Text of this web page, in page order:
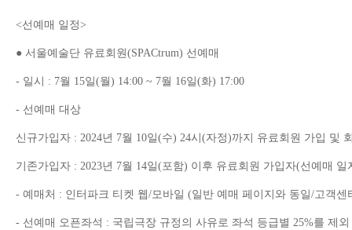
<선예매 일정>
● 서울예술단 유료회원(SPACtrum) 선예매
- 일시 : 7월 15일(월) 14:00 ~ 7월 16일(화) 17:00
- 선예매 대상
신규가입자 : 2024년 7월 10일(수) 24시 (자정)까지 유료회원 가입 및
기존가입자 : 2023년 7월 14일(포함) 이후 유료회원 가입자(선예매 일
- 예매처 : 인터파크 티켓 웹/모바일 (일반 예매 페이지와 동일/고객센
- 선예매 오픈좌석 : 국립극장 규정의 사유로 좌석 등급별 25%를 제